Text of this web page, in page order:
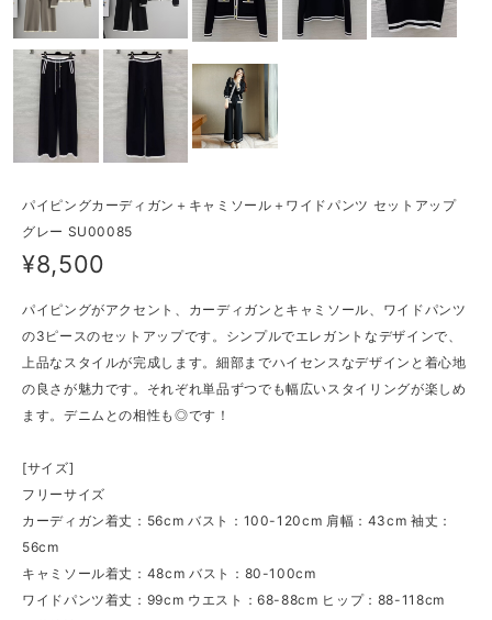
パイピングカーディガン＋キャミソール＋ワイドパンツ セットアップ
グレー SU00085
¥8,500
パイピングがアクセント、カーディガンとキャミソール、ワイドパンツ
の3ピースのセットアップです。シンプルでエレガントなデザインで、
上品なスタイルが完成します。細部までハイセンスなデザインと着心地
の良さが魅力です。それぞれ単品ずつでも幅広いスタイリングが楽しめ
ます。デニムとの相性も◎です！
[サイズ]
フリーサイズ
カーディガン着丈：56cm バスト：100-120cm 肩幅：43cm 袖丈：
56cm
キャミソール着丈：48cm バスト：80-100cm
ワイドパンツ着丈：99cm ウエスト：68-88cm ヒップ：88-118cm